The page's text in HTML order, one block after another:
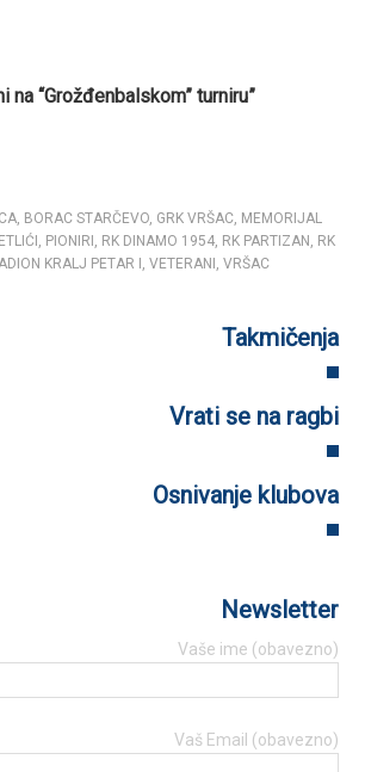
na “Grožđenbalskom” turniru”
, BORAC STARČEVO, GRK VRŠAC, MEMORIJAL
, PIONIRI , RK DINAMO 1954, RK PARTIZAN , RK
KRALJ PETAR I ,VETERANI ,VRŠAC
Takmičenja
Vrati se na ragbi
Osnivanje klubova
Newsletter
Vaše ime (obavezno)
Vaš Email (obavezno)